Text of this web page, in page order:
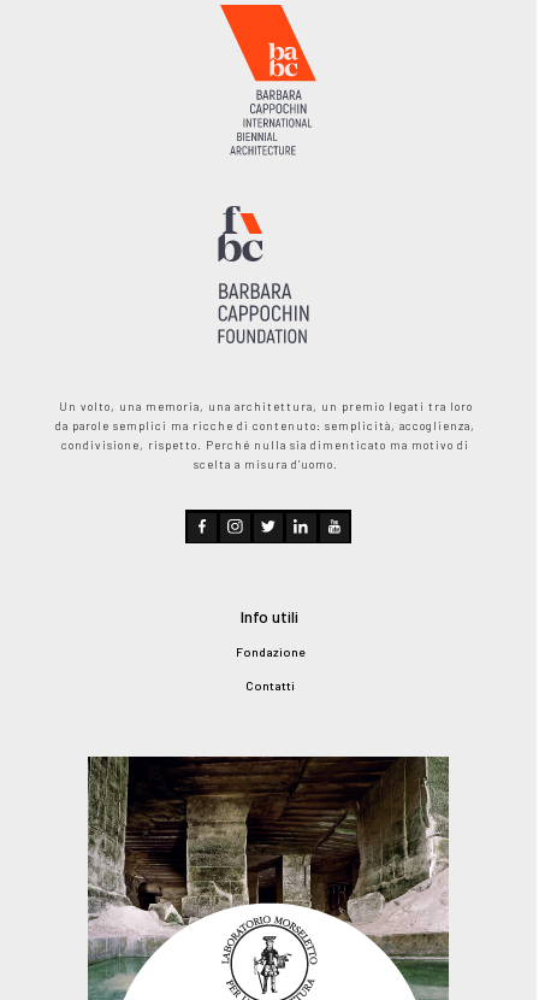
Un volto, una memoria, una architettura, un premio legati tra loro
da parole semplici ma ricche di contenuto: semplicità, accoglienza,
condivisione, rispetto. Perché nulla sia dimenticato ma motivo di
scelta a misura d’uomo.
Info utili
Fondazione
Contatti